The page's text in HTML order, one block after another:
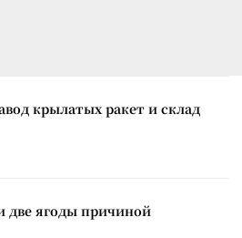
крылатых ракет и склад
две ягоды причиной